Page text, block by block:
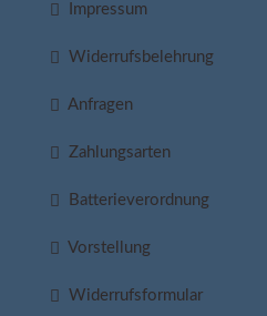
Impressum
Widerrufsbelehrung
Anfragen
Zahlungsarten
Batterieverordnung
Vorstellung
Widerrufsformular